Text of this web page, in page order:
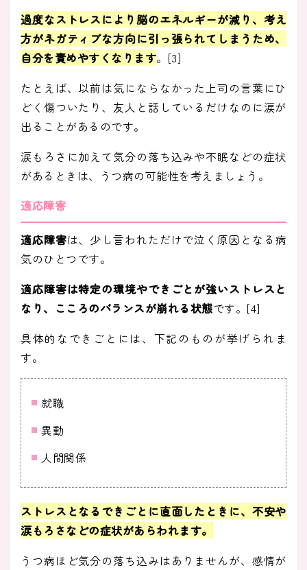
過度なストレスにより脳のエネルギーが減り、 考え
方がネガティブな方向に引っ張られてしまうため、
自分を責めやすくなります。[3]
たとえば、以前は気にならなかった上司の言葉にひ
どく傷ついたり、友人と話しているだけなのに涙が
出ることがあるのです。
涙もろさに加えて気分の落ち込みや不眠などの症状
があるときは、うつ病の可能性を考えましょう。
適応障害
適応障害は、少し言われただけで泣く原因となる病
気のひとつです。
適応障害は特定の環境やできごとが強いストレスと
なり、こころのバランスが崩れる状態です。[4]
具体的なできごとには、下記のものが挙げられま
す。
就職
異動
人間関係
ストレスとなるできごとに直面したときに、不安や
涙もろさなどの症状があらわれます。
うつ病ほど気分の落ち込みはありませんが、感情が